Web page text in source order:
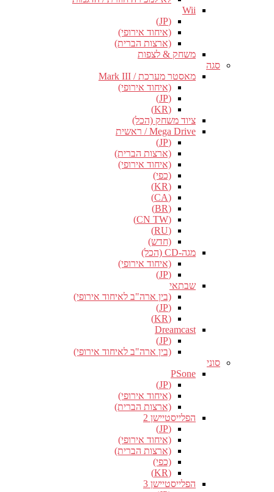
Wii
(JP)
(איחוד אירופי)
(ארצות הברית)
משחק & לצפות
סגה
מאסטר מערכת / Mark III
(איחוד אירופי)
(JP)
(KR)
ציוד משחק (הכל)
Mega Drive / ראשית
(JP)
(ארצות הברית)
(איחוד אירופי)
(כפי)
(KR)
(CA)
(BR)
(CN TW)
(RU)
(חדש)
מגה-CD (הכל)
(איחוד אירופי)
(JP)
שבתאי
(בין ארה"ב לאיחוד אירופי)
(JP)
(KR)
Dreamcast
(JP)
(בין ארה"ב לאיחוד אירופי)
סוני
PSone
(JP)
(איחוד אירופי)
(ארצות הברית)
הפלייסטיישן 2
(JP)
(איחוד אירופי)
(ארצות הברית)
(כפי)
(KR)
הפלייסטיישן 3